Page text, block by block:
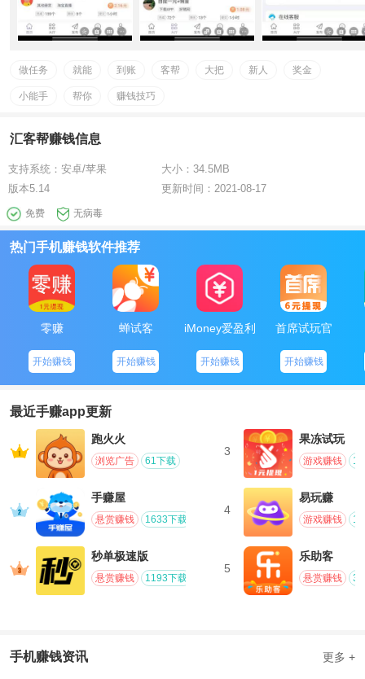
做任务 就能 到账 客帮 大把 新人 奖金
小能手 帮你 赚钱技巧
汇客帮赚钱信息
支持系统： 安卓/苹果 大小： 34.5MB
版本5.14 更新时间：2021-08-17
免费 无病毒
热门手机赚钱软件推荐
零赚
开始赚钱
蝉试客
开始赚钱
iMoney爱盈利
开始赚钱
首席试玩官
开始赚钱
最近手赚app更新
跑火火
浏览广告 61下载
手赚屋
悬赏赚钱 1633下载
秒单极速版
悬赏赚钱 1193下载
3
果冻试玩
游戏赚钱
4
易玩赚
游戏赚钱
5
乐助客
悬赏赚钱
手机赚钱资讯 更多 +